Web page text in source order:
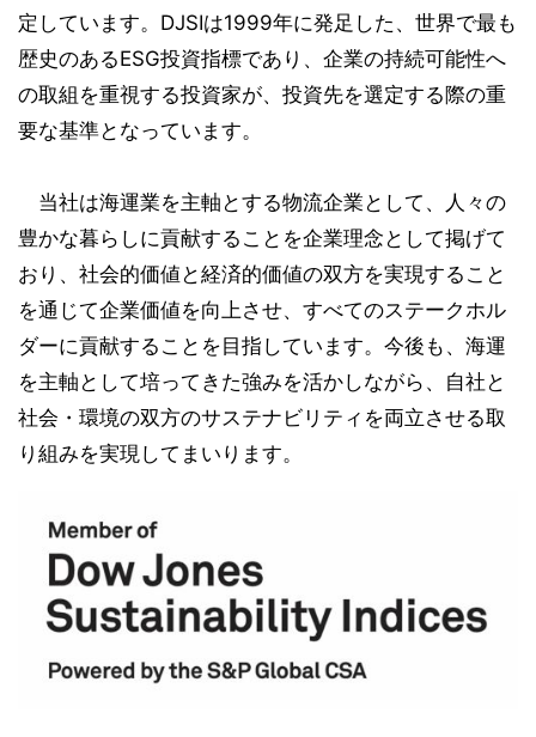
定しています。DJSIは1999年に発足した、世界で最も
歴史のあるESG投資指標であり、企業の持続可能性へ
の取組を重視する投資家が、投資先を選定する際の重
要な基準となっています。
当社は海運業を主軸とする物流企業として、人々の
豊かな暮らしに貢献することを企業理念として掲げて
おり、社会的価値と経済的価値の双方を実現すること
を通じて企業価値を向上させ、すべてのステークホル
ダーに貢献することを目指しています。今後も、海運
を主軸として培ってきた強みを活かしながら、自社と
社会・環境の双方のサステナビリティを両立させる取
り組みを実現してまいります。